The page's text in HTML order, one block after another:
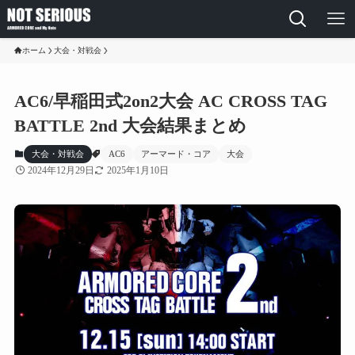
ホーム 大会・対戦会
AC6/早稲田式2on2大会 AC CROSS TAG
BATTLE 2nd 大会結果まとめ
大会・対戦会 AC6 アーマード・コア 大会
2024年12月29日 2025年1月10日